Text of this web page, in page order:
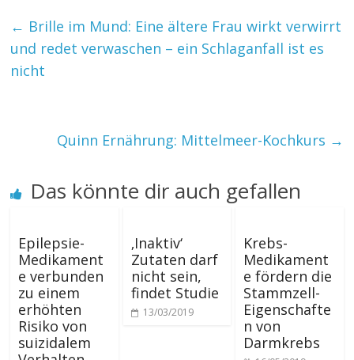
← Brille im Mund: Eine ältere Frau wirkt verwirrt
und redet verwaschen – ein Schlaganfall ist es
nicht
Quinn Ernährung: Mittelmeer-Kochkurs →
Das könnte dir auch gefallen
Epilepsie-
Medikament
e verbunden
zu einem
erhöhten
Risiko von
suizidalem
‚Inaktiv‘
Zutaten darf
nicht sein,
findet Studie
13/03/2019
Krebs-
Medikament
e fördern die
Stammzell-
Eigenschafte
n von
Darmkrebs